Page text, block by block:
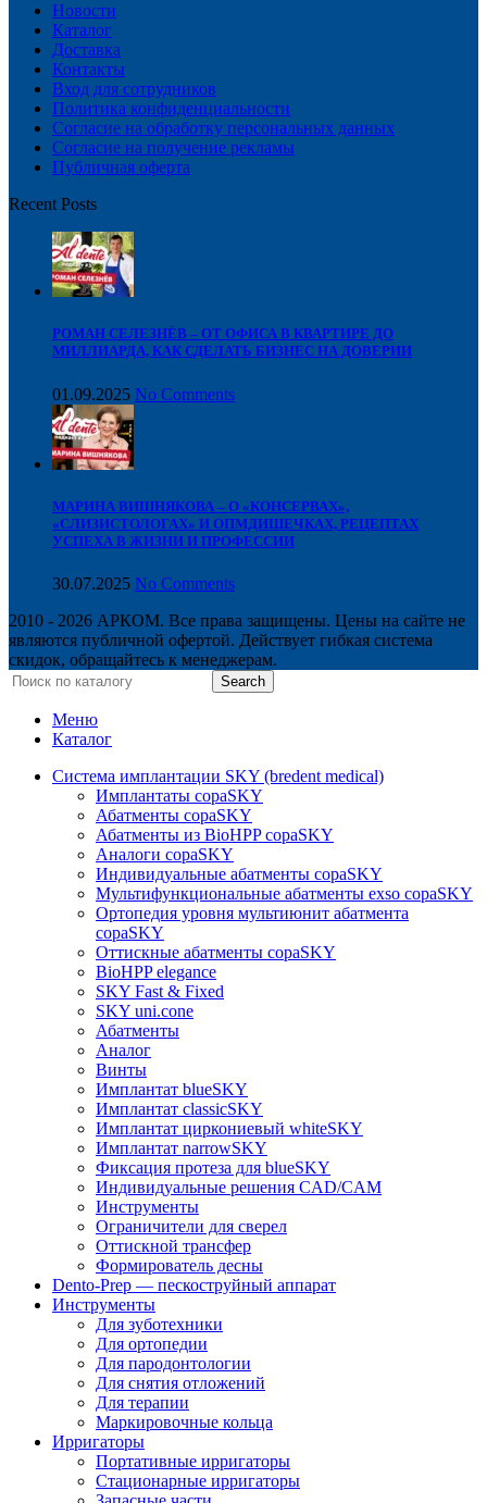
Новости
Каталог
Доставка
Контакты
Вход для сотрудников
Политика конфиденциальности
Согласие на обработку персональных данных
Cогласие на получение рекламы
Публичная оферта
Recent Posts
РОМАН СЕЛЕЗНЁВ – ОТ ОФИСА В КВАРТИРЕ ДО
МИЛЛИАРДА, КАК СДЕЛАТЬ БИЗНЕС НА ДОВЕРИИ
01.09.2025 No Comments
МАРИНА ВИШНЯКОВА – О «КОНСЕРВАХ»,
«СЛИЗИСТОЛОГАХ» И ОПМДИШЕЧКАХ, РЕЦЕПТАХ
УСПЕХА В ЖИЗНИ И ПРОФЕССИИ
30.07.2025 No Comments
2010 - 2026 АРКОМ. Все права защищены. Цены на сайте не
являются публичной офертой. Действует гибкая система
скидок, обращайтесь к менеджерам.
Search
Меню
Каталог
Система имплантации SKY (bredent medical)
Имплантаты copaSKY
Абатменты copaSKY
Абатменты из BioHPP copaSKY
Аналоги copaSKY
Индивидуальные абатменты copaSKY
Мультифункциональные абатменты exso copaSKY
Ортопедия уровня мультиюнит абатмента
copaSKY
Оттискные абатменты copaSKY
BioHPP elegance
SKY Fast & Fixed
SKY uni.cone
Абатменты
Аналог
Винты
Имплантат blueSKY
Имплантат classicSKY
Имплантат циркониевый whiteSKY
Имплантат narrowSKY
Фиксация протеза для blueSKY
Индивидуальные решения CAD/CAM
Инструменты
Ограничители для сверел
Оттискной трансфер
Формирователь десны
Dento-Prep — пескоструйный аппарат
Инструменты
Для зуботехники
Для ортопедии
Для пародонтологии
Для снятия отложений
Для терапии
Маркировочные кольца
Ирригаторы
Портативные ирригаторы
Стационарные ирригаторы